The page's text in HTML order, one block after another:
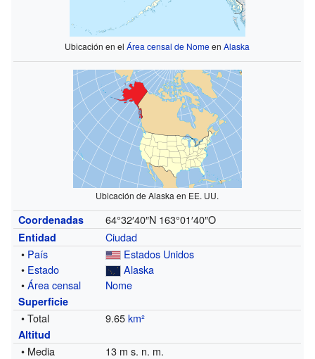
Ubicación en elÁrea censal de NomeenAlaska
Ubicación de Alaska en EE. UU.
Coordenadas 64°32′40″N 163°01′40″O
Entidad
Ciudad
• País
Estados Unidos
• Estado
Alaska
•Área censal Nome
Superficie
• Total 9.65km²
Altitud
• Media 13 m s. n. m.